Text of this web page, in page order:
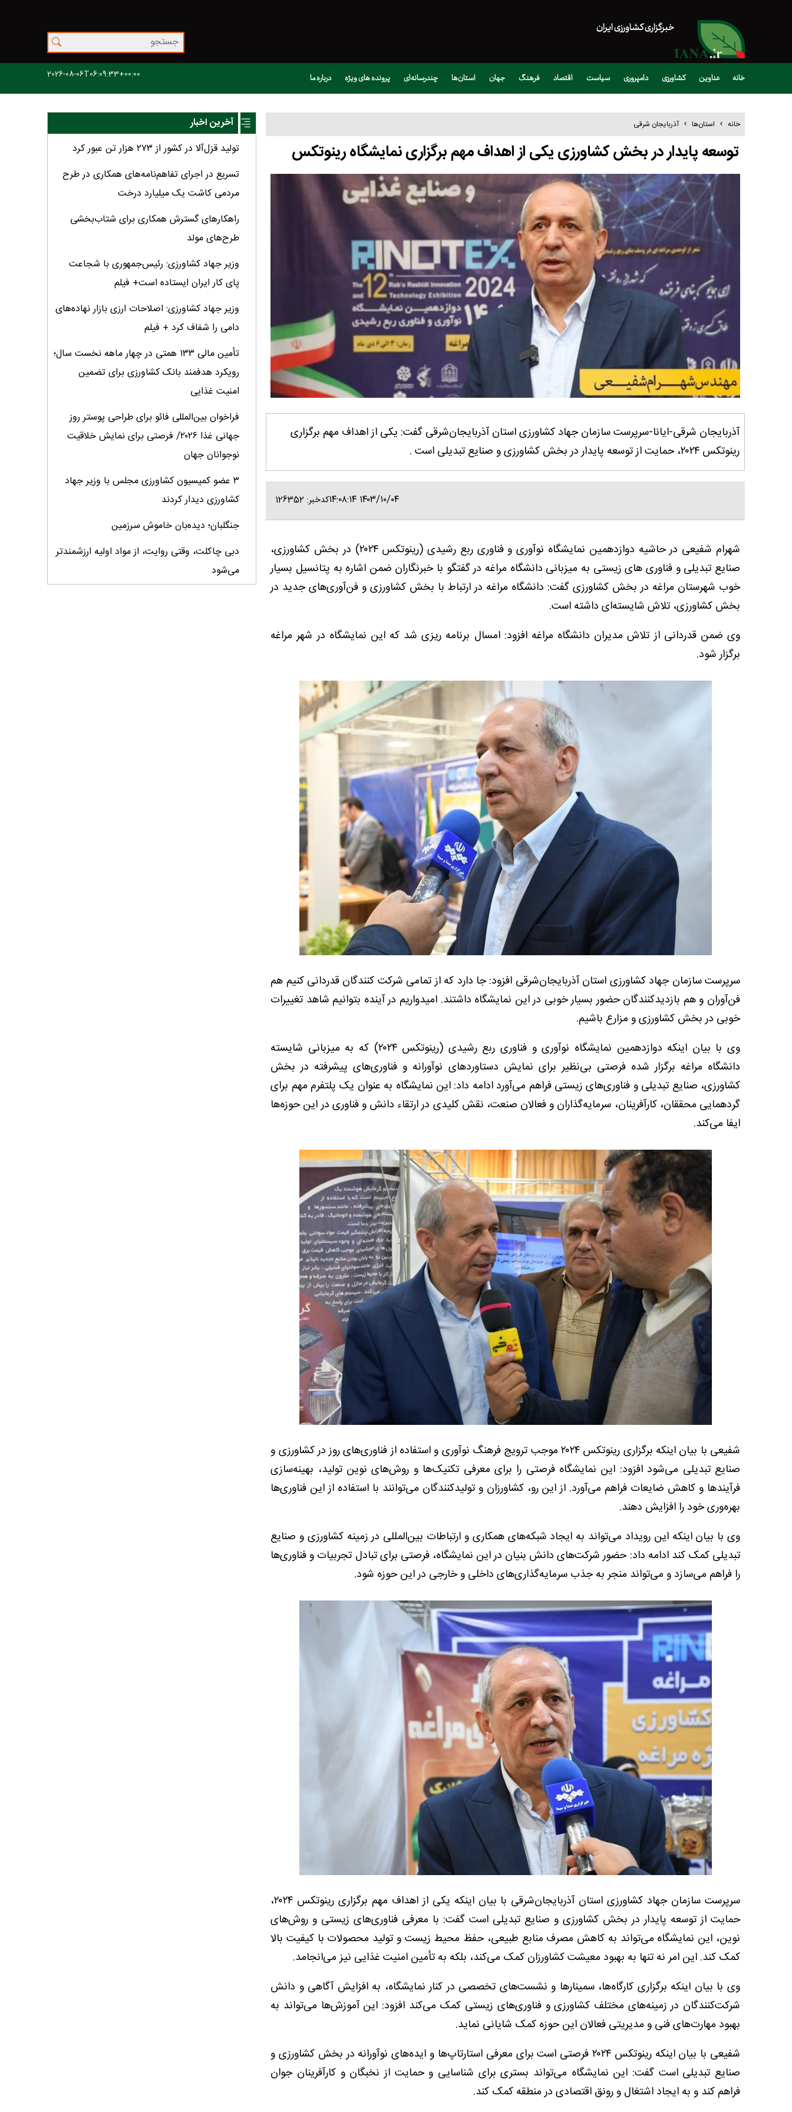
خبرگزاری کشاورزی ایران
خانه عناوین کشاورزی دامپروری سیاست اقتصاد فرهنگ جهان استان‌ها چندرسانه‌ای پرونده های ویژه درباره ما 2026-08-06T06:09:33+00:00
خانه استان‌ها آذربایجان شرقی
توسعه پایدار در بخش کشاورزی یکی از اهداف مهم برگزاری نمایشگاه رینوتکس
آذربایجان شرقی-ایانا-سرپرست سازمان جهاد کشاورزی استان آذربایجان‌شرقی گفت: یکی از اهداف مهم برگزاری
رینوتکس ۲۰۲۴، حمایت از توسعه پایدار در بخش کشاورزی و صنایع تبدیلی است .
۱۴۰۳/۱۰/۰۴ ۱۴:۰۸:۱۴ کدخبر: 126352
شهرام شفیعی در حاشیه دوازدهمین نمایشگاه نوآوری و فناوری ربع رشیدی (رینوتکس ۲۰۲۴) در بخش کشاورزی،
صنایع تبدیلی و فناوری های زیستی به میزبانی دانشگاه مراغه در گفتگو با خبرنگاران ضمن اشاره به پتانسیل بسیار
خوب شهرستان مراغه در بخش کشاورزی گفت: دانشگاه مراغه در ارتباط با بخش کشاورزی و فن‌آوری‌های جدید در
بخش کشاورزی، تلاش شایسته‌ای داشته است.
وی ضمن قدردانی از تلاش مدیران دانشگاه مراغه افزود: امسال برنامه ریزی شد که این نمایشگاه در شهر مراغه
برگزار شود.
سرپرست سازمان جهاد کشاورزی استان آذربایجان‌شرقی افزود: جا دارد که از تمامی شرکت کنندگان قدردانی کنیم هم
فن‌آوران و هم بازدیدکنندگان حضور بسیار خوبی در این نمایشگاه داشتند. امیدواریم در آینده بتوانیم شاهد تغییرات
خوبی در بخش کشاورزی و مزارع باشیم.
وی با بیان اینکه دوازدهمین نمایشگاه نوآوری و فناوری ربع رشیدی (رینوتکس ۲۰۲۴) که به میزبانی شایسته
دانشگاه مراغه برگزار شده فرصتی بی‌نظیر برای نمایش دستاوردهای نوآورانه و فناوری‌های پیشرفته در بخش
کشاورزی، صنایع تبدیلی و فناوری‌های زیستی فراهم می‌آورد ادامه داد: این نمایشگاه به عنوان یک پلتفرم مهم برای
گردهمایی محققان، کارآفرینان، سرمایه‌گذاران و فعالان صنعت، نقش کلیدی در ارتقاء دانش و فناوری در این حوزه‌ها
ایفا می‌کند.
شفیعی با بیان اینکه برگزاری رینوتکس ۲۰۲۴ موجب ترویج فرهنگ نوآوری و استفاده از فناوری‌های روز در کشاورزی و
صنایع تبدیلی می‌شود افزود: این نمایشگاه فرصتی را برای معرفی تکنیک‌ها و روش‌های نوین تولید، بهینه‌سازی
فرآیندها و کاهش ضایعات فراهم می‌آورد. از این رو، کشاورزان و تولیدکنندگان می‌توانند با استفاده از این فناوری‌ها
بهره‌وری خود را افزایش دهند.
وی با بیان اینکه این رویداد می‌تواند به ایجاد شبکه‌های همکاری و ارتباطات بین‌المللی در زمینه کشاورزی و صنایع
تبدیلی کمک کند ادامه داد: حضور شرکت‌های دانش بنیان در این نمایشگاه، فرصتی برای تبادل تجربیات و فناوری‌ها
را فراهم می‌سازد و می‌تواند منجر به جذب سرمایه‌گذاری‌های داخلی و خارجی در این حوزه شود.
سرپرست سازمان جهاد کشاورزی استان آذربایجان‌شرقی با بیان اینکه یکی از اهداف مهم برگزاری رینوتکس ۲۰۲۴،
حمایت از توسعه پایدار در بخش کشاورزی و صنایع تبدیلی است گفت: با معرفی فناوری‌های زیستی و روش‌های
نوین، این نمایشگاه می‌تواند به کاهش مصرف منابع طبیعی، حفظ محیط زیست و تولید محصولات با کیفیت بالا
کمک کند. این امر نه تنها به بهبود معیشت کشاورزان کمک می‌کند، بلکه به تأمین امنیت غذایی نیز می‌انجامد.
وی با بیان اینکه برگزاری کارگاه‌ها، سمینارها و نشست‌های تخصصی در کنار نمایشگاه، به افزایش آگاهی و دانش
شرکت‌کنندگان در زمینه‌های مختلف کشاورزی و فناوری‌های زیستی کمک می‌کند افزود: این آموزش‌ها می‌تواند به
بهبود مهارت‌های فنی و مدیریتی فعالان این حوزه کمک شایانی نماید.
شفیعی با بیان اینکه رینوتکس ۲۰۲۴ فرصتی است برای معرفی استارتاپ‌ها و ایده‌های نوآورانه در بخش کشاورزی و
صنایع تبدیلی است گفت: این نمایشگاه می‌تواند بستری برای شناسایی و حمایت از نخبگان و کارآفرینان جوان
فراهم کند و به ایجاد اشتغال و رونق اقتصادی در منطقه کمک کند.
آخرین اخبار
تولید قزل‌آلا در کشور از ۲۷۳ هزار تن عبور کرد
تسریع در اجرای تفاهم‌نامه‌های همکاری در طرح
مردمی کاشت یک میلیارد درخت
راهکارهای گسترش همکاری برای شتاب‌بخشی
طرح‌های مولد
وزیر جهاد کشاورزی: رئیس‌جمهوری با شجاعت
پای کار ایران ایستاده است+ فیلم
وزیر جهاد کشاورزی: اصلاحات ارزی بازار نهاده‌های
دامی را شفاف کرد + فیلم
تأمین مالی ۱۳۳ همتی در چهار ماهه نخست سال؛
رویکرد هدفمند بانک کشاورزی برای تضمین
امنیت غذایی
فراخوان بین‌المللی فائو برای طراحی پوستر روز
جهانی غذا ۲۰۲۶/ فرصتی برای نمایش خلاقیت
نوجوانان جهان
۳ عضو کمیسیون کشاورزی مجلس با وزیر جهاد
کشاورزی دیدار کردند
جنگلبان؛ دیده‌بان خاموش سرزمین
دبی چاکلت، وقتی روایت، از مواد اولیه ارزشمندتر
می‌شود